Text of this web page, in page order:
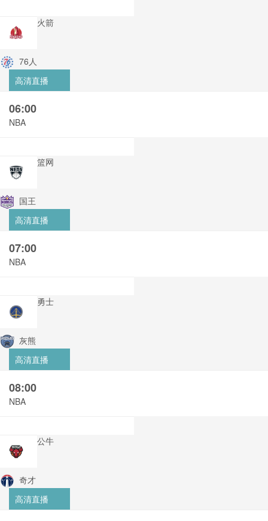
火箭
76人
高清直播
06:00
NBA
篮网
国王
高清直播
07:00
NBA
勇士
灰熊
高清直播
08:00
NBA
公牛
奇才
高清直播